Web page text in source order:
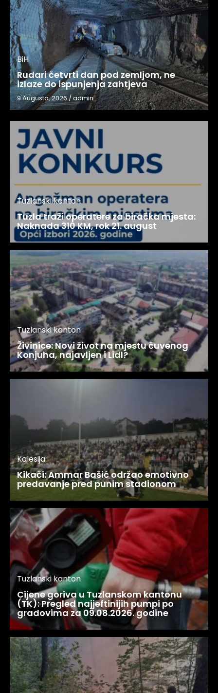
BiH
Rudari četvrti dan pod zemljom, ne
izlaze do ispunjenja zahtjeva
9 Augusta, 2026 / admin
Tuzlanski kanton
Tuzla traži operatere za biračka mjesta:
Naknada 310 KM, rok 21. august
Tuzlanski kanton
Živinice: Novi život na mjestu čuvenog
Konjuha, najavljen i Lidl?
Kalesija
Kikači: Ammar Bašić održao emotivno
predavanje pred punim stadionom
Tuzlanski kanton
Cijene goriva u Tuzlanskom kantonu
(TK): Pregled najjeftinijih pumpi po
gradovima za 09.08.2026. godine